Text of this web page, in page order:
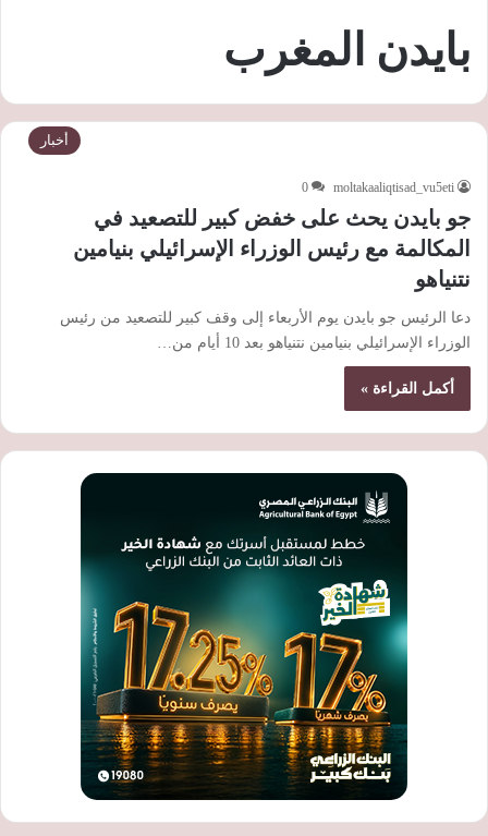
بايدن المغرب
أخبار
moltakaaliqtisad_vu5eti
0
جو بايدن يحث على خفض كبير للتصعيد في
المكالمة مع رئيس الوزراء الإسرائيلي بنيامين
نتنياهو
دعا الرئيس جو بايدن يوم الأربعاء إلى وقف كبير للتصعيد من رئيس
الوزراء الإسرائيلي بنيامين نتنياهو بعد 10 أيام من…
أكمل القراءة »